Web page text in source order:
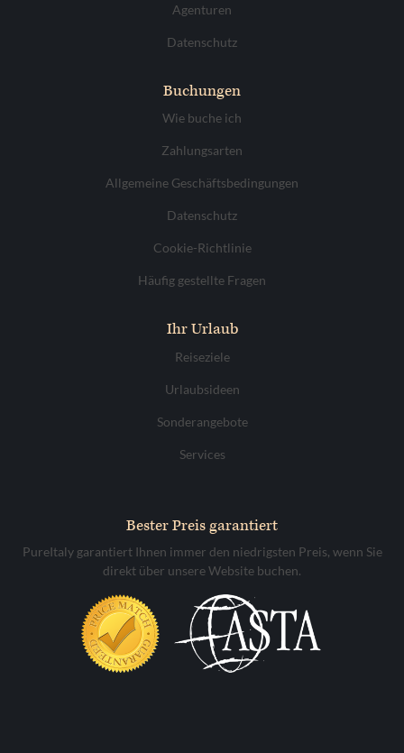
Agenturen
Datenschutz
Buchungen
Wie buche ich
Zahlungsarten
Allgemeine Geschäftsbedingungen
Datenschutz
Cookie-Richtlinie
Häufig gestellte Fragen
Ihr Urlaub
Reiseziele
Urlaubsideen
Sonderangebote
Services
Bester Preis garantiert
PureItaly garantiert Ihnen immer den niedrigsten Preis, wenn Sie
direkt über unsere Website buchen.